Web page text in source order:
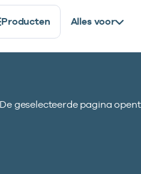
Producten Alles voor
CIZ
geselecteerde pagina